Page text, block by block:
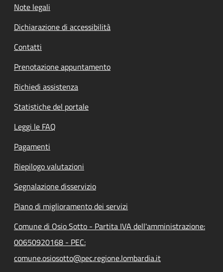
Note legali
Dichiarazione di accessibilità
Contatti
Prenotazione appuntamento
Richiedi assistenza
Statistiche del portale
Leggi le FAQ
Pagamenti
Riepilogo valutazioni
Segnalazione disservizio
Piano di miglioramento dei servizi
Comune di Osio Sotto - Partita IVA dell'amministrazione:
00650920168 - PEC:
comune.osiosotto@pec.regione.lombardia.it